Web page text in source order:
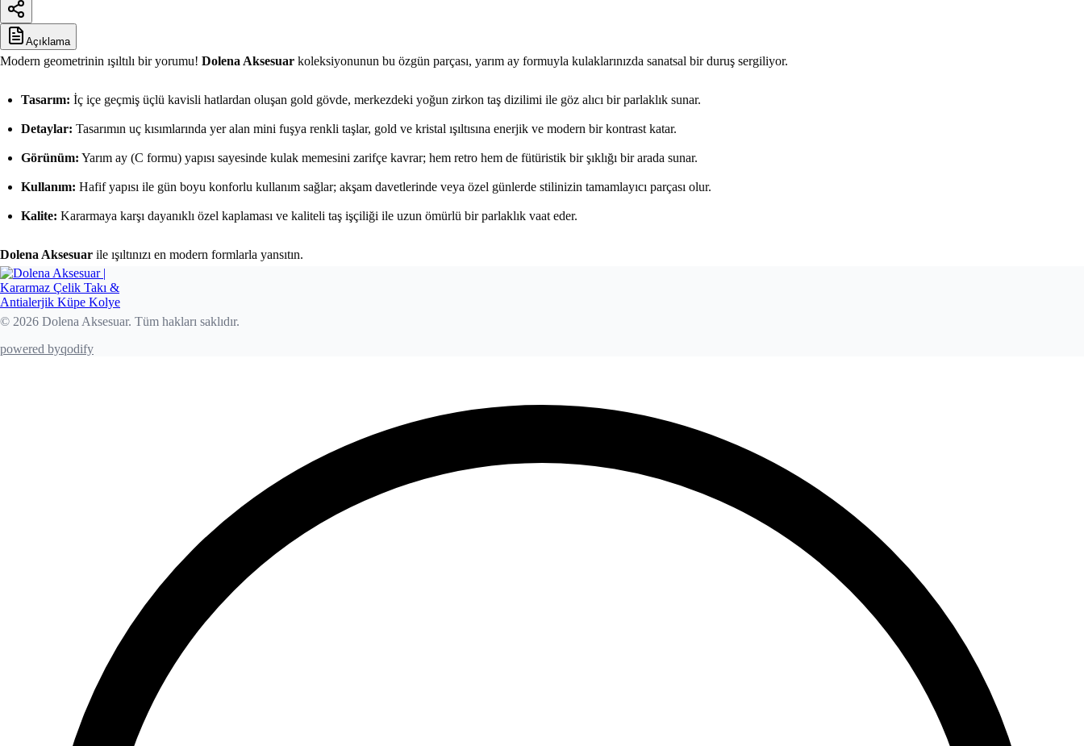
Açıklama
Modern geometrinin ışıltılı bir yorumu! Dolena Aksesuar koleksiyonunun bu özgün parçası, yarım ay formuyla kulaklarınızda sanatsal bir duruş sergiliyor.
Tasarım: İç içe geçmiş üçlü kavisli hatlardan oluşan gold gövde, merkezdeki yoğun zirkon taş dizilimi ile göz alıcı bir parlaklık sunar.
Detaylar: Tasarımın uç kısımlarında yer alan mini fuşya renkli taşlar, gold ve kristal ışıltısına enerjik ve modern bir kontrast katar.
Görünüm: Yarım ay (C formu) yapısı sayesinde kulak memesini zarifçe kavrar; hem retro hem de fütüristik bir şıklığı bir arada sunar.
Kullanım: Hafif yapısı ile gün boyu konforlu kullanım sağlar; akşam davetlerinde veya özel günlerde stilinizin tamamlayıcı parçası olur.
Kalite: Kararmaya karşı dayanıklı özel kaplaması ve kaliteli taş işçiliği ile uzun ömürlü bir parlaklık vaat eder.
Dolena Aksesuar ile ışıltınızı en modern formlarla yansıtın.
© 2026 Dolena Aksesuar. Tüm hakları saklıdır.
powered byqodify